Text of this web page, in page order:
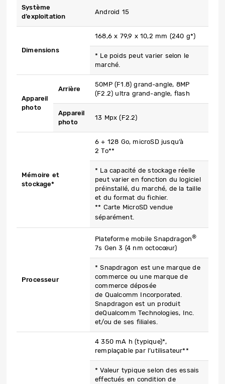
Système
d’exploitation
Android 15
Dimensions
168,6 x 79,9 x 10,2 mm (240 g*)
* Le poids peut varier selon le
marché.
Appareil
photo
Arrière
50MP (F1.8) grand-angle, 8MP
(F2.2) ultra grand-angle, flash
Appareil
photo
13 Mpx (F2.2)
Mémoire et
stockage*
6 + 128 Go, microSD jusqu’à
2 To**
* La capacité de stockage réelle
peut varier en fonction du logiciel
préinstallé, du marché, de la taille
et du format du fichier.
** Carte MicroSD vendue
séparément.
Processeur
Plateforme mobile Snapdragon®
7s Gen 3 (4 nm octocœur)
* Snapdragon est une marque de
commerce ou une marque de
commerce déposée
de Qualcomm Incorporated.
Snapdragon est un produit
deQualcomm Technologies, Inc.
et/ou de ses filiales.
4 350 mA h (typique)*,
remplaçable par l’utilisateur**
* Valeur typique selon des essais
effectués en condition de